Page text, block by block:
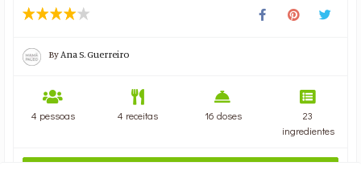
ByAna S. Guerreiro
4 pessoas 4 receitas 16 doses
23
ingredientes